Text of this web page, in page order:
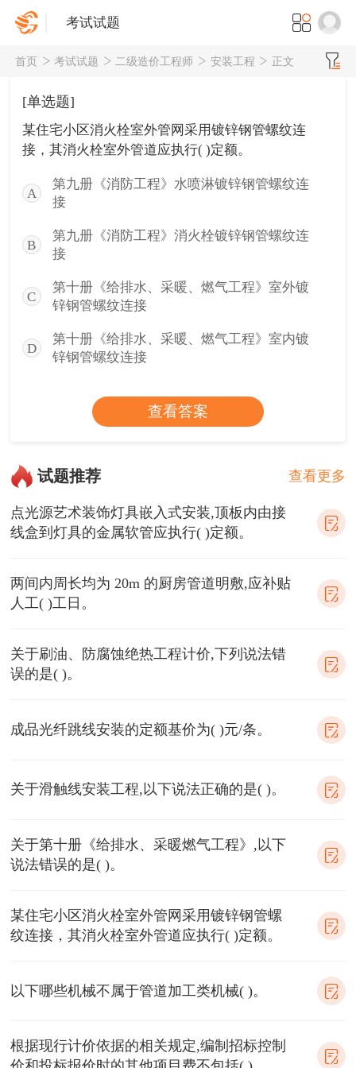
考试试题
首页 考试试题 二级造价工程师 安装工程 正文
[单选题]
某住宅小区消火栓室外管网采用镀锌钢管螺纹连
接，其消火栓室外管道应执行( )定额。
A
第九册《消防工程》水喷淋镀锌钢管螺纹连
接
B
第九册《消防工程》消火栓镀锌钢管螺纹连
接
C
第十册《给排水、采暖、燃气工程》室外镀
锌钢管螺纹连接
D
第十册《给排水、采暖、燃气工程》室内镀
锌钢管螺纹连接
查看答案
试题推荐 查看更多
点光源艺术装饰灯具嵌入式安装,顶板内由接
线盒到灯具的金属软管应执行( )定额。
两间内周长均为 20m 的厨房管道明敷,应补贴
人工( )工日。
关于刷油、防腐蚀绝热工程计价,下列说法错
误的是( )。
成品光纤跳线安装的定额基价为( )元/条。
关于滑触线安装工程,以下说法正确的是( )。
关于第十册《给排水、采暖燃气工程》,以下
说法错误的是( )。
某住宅小区消火栓室外管网采用镀锌钢管螺
纹连接，其消火栓室外管道应执行( )定额。
以下哪些机械不属于管道加工类机械( )。
根据现行计价依据的相关规定,编制招标控制